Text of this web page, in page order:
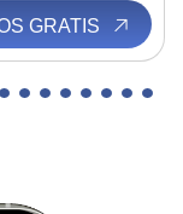
GRATIS